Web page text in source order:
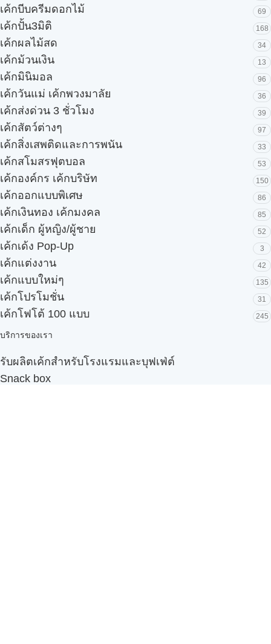
เค้กบีบครีมดอกไม้ 69
เค้กปั้น3มิติ 168
เค้กผลไม้สด 34
เค้กม้วนเงิน 13
เค้กมินิมอล 96
เค้กวันแม่ เค้กพวงมาลัย 36
เค้กส่งด่วน 3 ชั่วโมง 39
เค้กสัตว์ต่างๆ 97
เค้กสิ่งเสพติดและการพนัน 33
เค้กสโมสรฟุตบอล 53
เค้กองค์กร เค้กบริษัท 150
เค้กออกแบบพิเศษ 86
เค้กเงินทอง เค้กมงคล 85
เค้กเด็ก ผู้หญิง/ผู้ชาย 52
เค้กเด้ง Pop-Up 3
เค้กแต่งงาน 42
เค้กแบบใหม่ๆ 135
เค้กโปรโมชั่น 31
เค้กโฟโต้ 100 แบบ 245
บริการของเรา
รับผลิตเค้กสำหรับโรงแรมและบุฟเฟ่ต์
Snack box